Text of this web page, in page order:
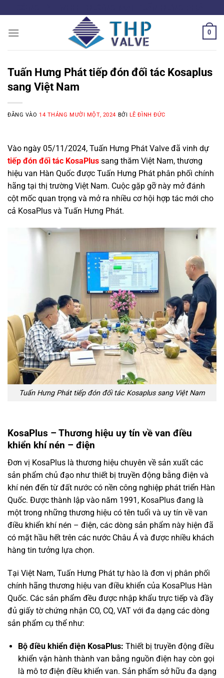
qua
nội
0
Tuấn Hưng Phát tiếp đón đối tác Kosaplus
sang Việt Nam
ĐĂNG VÀO 14 THÁNG MƯỜI MỘT, 2024 BỞI LÊ ĐÌNH ĐỨC
Vào ngày 05/11/2024, Tuấn Hưng Phát Valve đã vinh dự
tiếp đón đối tác KosaPlus sang thăm Việt Nam, thương
hiệu van Hàn Quốc được Tuấn Hưng Phát phân phối chính
hãng tại thị trường Việt Nam. Cuộc gặp gỡ này mở đánh
cột mốc quan trọng và mở ra nhiều cơ hội hợp tác mới cho
cả KosaPlus và Tuấn Hưng Phát.
Tuấn Hưng Phát tiếp đón đối tác Kosaplus sang Việt Nam
KosaPlus – Thương hiệu uy tín về van điều
khiển khí nén – điện
Đơn vị KosaPlus là thương hiệu chuyên về sản xuất các
sản phẩm chủ đạo như thiết bị truyền động bằng điện và
khí nén đến từ đất nước có nền công nghiệp phát triển Hàn
Quốc. Được thành lập vào năm 1991, KosaPlus đang là
một trong những thương hiệu có tên tuổi và uy tín về van
điều khiển khí nén – điện, các dòng sản phẩm này hiện đã
có mặt hầu hết trên các nước Châu Á và được nhiều khách
hàng tin tưởng lựa chọn.
Tại Việt Nam, Tuấn Hưng Phát tự hào là đơn vị phân phối
chính hãng thương hiệu van điều khiển của KosaPlus Hàn
Quốc. Các sản phẩm đều được nhập khẩu trực tiếp và đầy
đủ giấy tờ chứng nhận CO, CQ, VAT với đa dạng các dòng
sản phẩm cụ thể như:
Bộ điều khiển điện KosaPlus: Thiết bị truyền động điều
khiển vận hành thành van bằng nguồn điện hay còn gọi
là mô tơ điện điều khiển van. Sản phẩm sở hữu đa dạng